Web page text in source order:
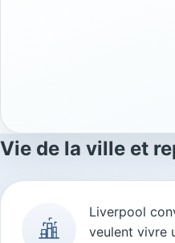
Vie de la ville et
Liverpool
veulent vivre